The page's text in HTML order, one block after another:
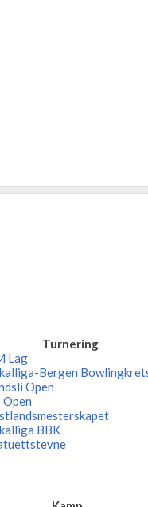
Turnering
Lag
Bergen
Open
Open
BBK